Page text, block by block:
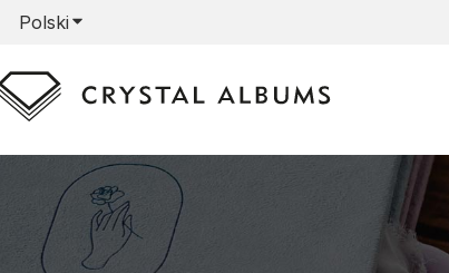
Polski Pokaż podmenu do tłumaczenia